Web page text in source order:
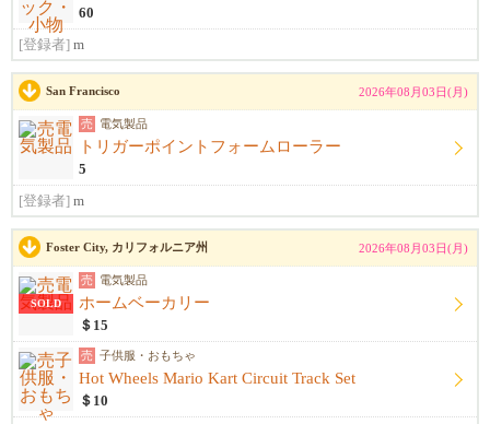
60
[登録者] m
San Francisco 2026年08月03日(月)
売 電気製品
トリガーポイントフォームローラー
5
[登録者] m
Foster City, カリフォルニア州 2026年08月03日(月)
SOLD
売 電気製品
ホームベーカリー
＄15
売 子供服・おもちゃ
Hot Wheels Mario Kart Circuit Track Set
＄10